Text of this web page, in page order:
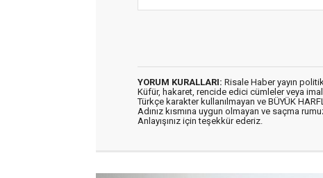
YORUM KURALLARI: Risale Haber yayın
Küfür, hakaret, rencide edici cümleler veya
Türkçe karakter kullanılmayan ve BÜYÜK
Adınız kısmına uygun olmayan ve saçma
Anlayışınız için teşekkür ederiz.